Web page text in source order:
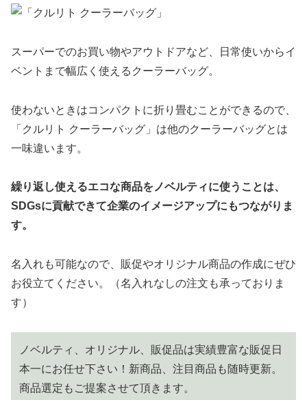
スーパーでのお買い物やアウトドアなど、日常使いからイ
ベントまで幅広く使えるクーラーバッグ。
使わないときはコンパクトに折り畳むことができるので、
「クルリト クーラーバッグ」は他のクーラーバッグとは
一味違います。
繰り返し使えるエコな商品をノベルティに使うことは、
SDGsに貢献できて企業のイメージアップにもつながりま
す。
名入れも可能なので、販促やオリジナル商品の作成にぜひ
お役立てください。（名入れなしの注文も承っておりま
す）
ノベルティ、オリジナル、販促品は実績豊富な販促日
本一にお任せ下さい！新商品、注目商品も随時更新。
商品選定もご提案させて頂きます。